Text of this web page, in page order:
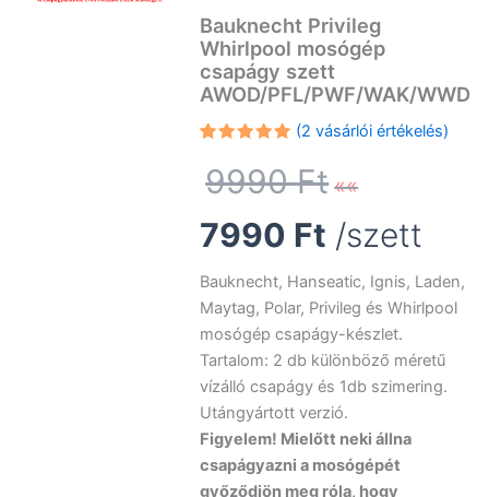
Bauknecht Privileg
Whirlpool mosógép
csapágy szett
AWOD/PFL/PWF/WAK/WWD
5.00az 5-
ből,
(2 vásárlói értékelés)
9990Ft
Original
price
was:
9990 Ft.
7990 Ft Current
price
is:
7990 Ft.
/szett
Bauknecht, Hanseatic, Ignis, Laden,
Maytag, Polar, Privileg és Whirlpool
mosógép csapágy-készlet.
Tartalom: 2 db különböző méretű
vízálló csapágy és 1db szimering.
Utángyártott verzió.
Figyelem! Mielőtt neki állna
csapágyazni a mosógépét
győződjön meg róla, hogy